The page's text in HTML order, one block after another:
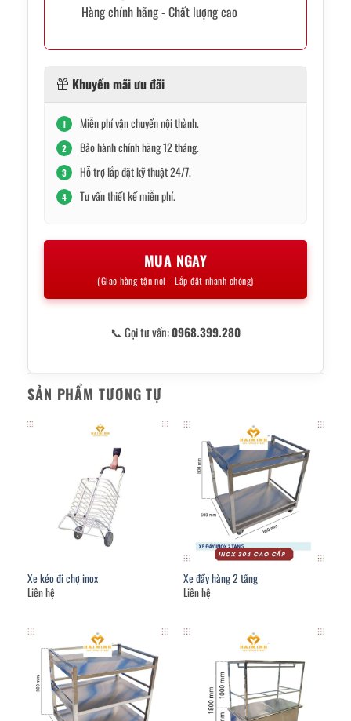
Hàng chính hãng - Chất lượng cao
Khuyến mãi ưu đãi
1 Miễn phí vận chuyển nội thành.
2 Bảo hành chính hãng 12 tháng.
3 Hỗ trợ lắp đặt kỹ thuật 24/7.
4 Tư vấn thiết kế miễn phí.
MUA NGAY
(Giao hàng tận nơi - Lắp đặt nhanh chóng)
📞 Gọi tư vấn:0968.399.280
SẢN PHẨM TƯƠNG TỰ
Xe kéo đi chợ inox
Liên hệ
Xe đẩy hàng 2 tầng
Liên hệ